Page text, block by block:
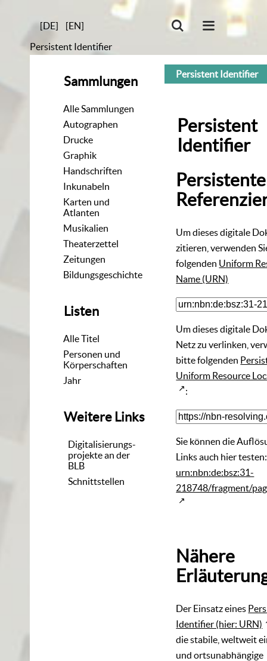
[DE]
[EN]
Persistent Identifier
Sammlungen
Alle Sammlungen
Autographen
Drucke
Graphik
Handschriften
Inkunabeln
Karten und
Atlanten
Musikalien
Theaterzettel
Zeitungen
Bildungsgeschichte
Listen
Alle Titel
Personen und
Körperschaften
Jahr
Weitere Links
Digitalisierungs-
projekte an der
BLB
Schnittstellen
Persistent Identifier
Persistent
Identifier
Persistente
Um dieses digitale
zitieren, verwenden
folgenden Uniform
Name (URN)
Um dieses digitale
Netz zu verlinken,
bitte folgenden
Uniform Resource
:
Sie können die
Links auch hier testen:
urn:nbn:de:bsz:31-
218748/fragment/
Nähere
Der Einsatz eines
Identifier (hier: URN)
die stabile, weltweit
und ortsunabhängige